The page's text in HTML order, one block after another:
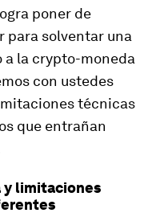
poner de
para solventar una
a la crypto-moneda
con ustedes
técnicas
que entrañan
y limitaciones